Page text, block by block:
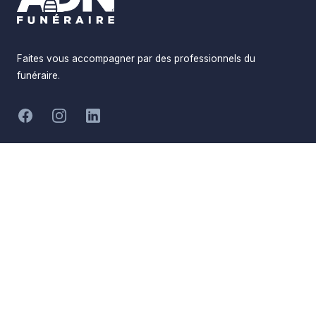
Informations
Faites vous accompagner par des professionnels du
funéraire.
FacebookInstagramLinkedIn